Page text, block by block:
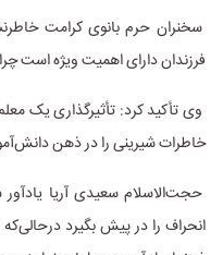
سخنران حرم بانوی کرامت
فرزندان دارای اهمیت ویژه است
وی تأکید کرد: تأثیرگذاری یک
خاطرات شیرینی را در ذهن
حجت‌الاسلام‌ سعیدی آریا
انحراف را در پیش بگیرد درحالی‌که